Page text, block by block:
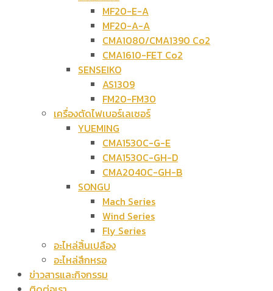
MF20-E-A
MF20-A-A
CMA1080/CMA1390 Co2
CMA1610-FET Co2
SENSEIKO
AS1309
FM20-FM30
เครื่องตัดไฟเบอร์เลเซอร์
YUEMING
CMA1530C-G-E
CMA1530C-GH-D
CMA2040C-GH-B
SONGU
Mach Series
Wind Series
Fly Series
อะไหล่สิ้นเปลือง
อะไหล่สึกหรอ
ข่าวสารและกิจกรรม